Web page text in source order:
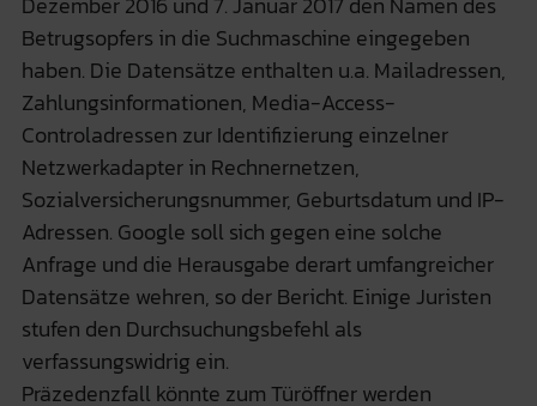
Betrugsopfers in die Suchmaschine eingegeben
haben. Die Datensätze enthalten u.a. Mailadressen,
Zahlungsinformationen, Media-Access-
Controladressen zur Identifizierung einzelner
Netzwerkadapter in Rechnernetzen,
Sozialversicherungsnummer, Geburtsdatum und IP-
Adressen. Google soll sich gegen eine solche
Anfrage und die Herausgabe derart umfangreicher
Datensätze wehren, so der Bericht. Einige Juristen
stufen den Durchsuchungsbefehl als
verfassungswidrig ein.
Präzedenzfall könnte zum Türöffner werden